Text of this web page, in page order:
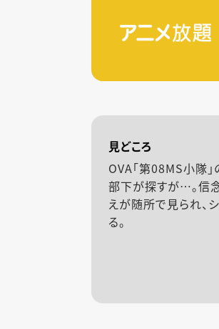
見どころ
OVA「第08MS小隊
部下が探すが…。信
えが随所で見られ、
る。